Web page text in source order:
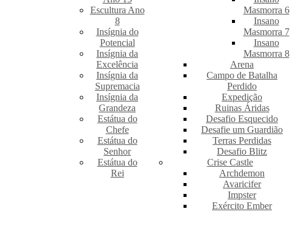
Escultura Ano
8
Insígnia do
Potencial
Insígnia da
Excelência
Insígnia da
Supremacia
Insígnia da
Grandeza
Estátua do
Chefe
Estátua do
Senhor
Estátua do
Rei
Masmorra 6
Insano
Masmorra 7
Insano
Masmorra 8
Arena
Campo de Batalha
Perdido
Expedição
Ruinas Áridas
Desafio Esquecido
Desafie um Guardião
Terras Perdidas
Desafio Blitz
Crise Castle
Archdemon
Avaricifer
Impster
Exército Ember